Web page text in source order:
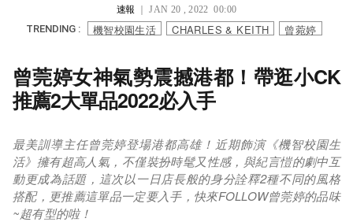
速報 ｜ JAN 20 , 2022 00:00
TRENDING : 機智校園生活 CHARLES & KEITH 曾菀婷
曾莞婷女神氣勢震撼港都！帶逛小CK
推薦2大單品2022必入手
最美訓導主任曾莞婷登場港都高雄！近期飾演《機智校園生
活》擁有超高人氣，不僅裝扮時髦又性感，與紀言愷的劇中互
動更成為話題，這次以一日店長般的身分詮釋2種不同的風格
搭配，更推薦這單品一定要入手，快來FOLLOW曾莞婷的品味
~超有型的啦！